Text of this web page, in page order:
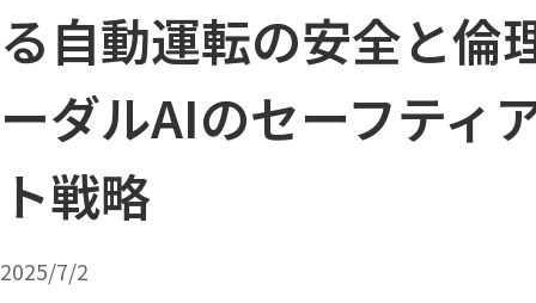
る自動運転の安全と倫
ーダルAIのセーフティ
ト戦略
2025/7/2